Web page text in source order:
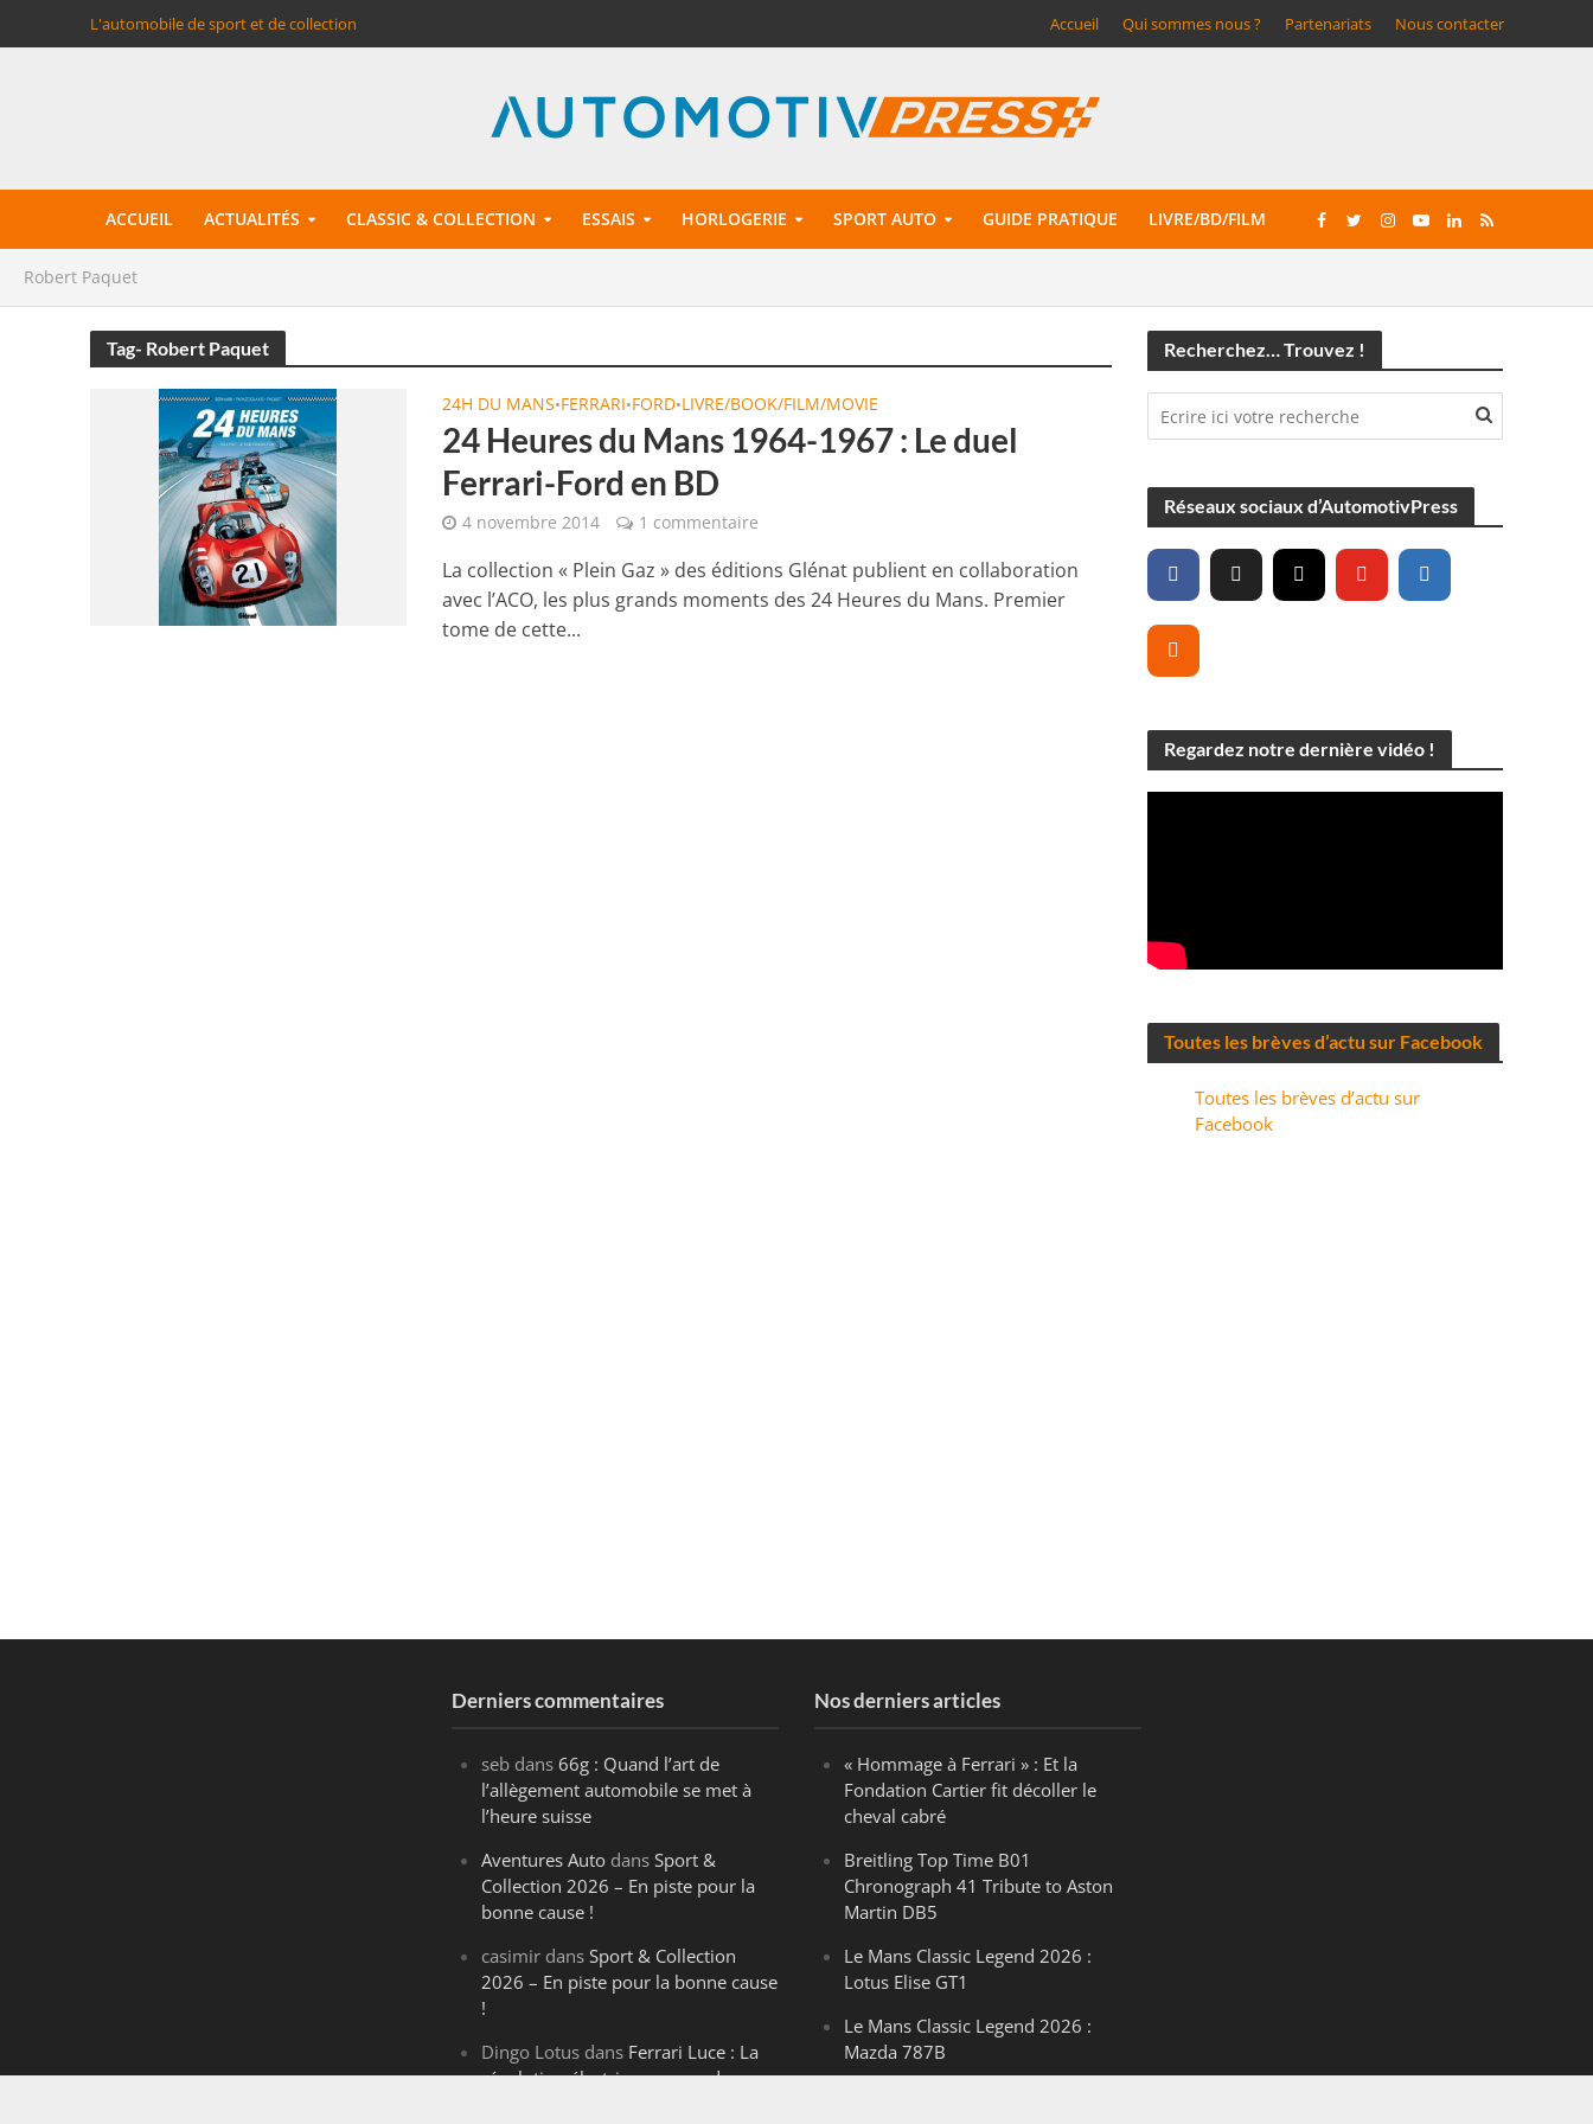
L'automobile de sport et de collection Accueil Qui sommes nous ? Partenariats Nous contacter
ACCUEIL ACTUALITÉS CLASSIC & COLLECTION ESSAIS HORLOGERIE SPORT AUTO GUIDE PRATIQUE LIVRE/BD/FILM
Robert Paquet
Tag- Robert Paquet
24H DU MANS•FERRARI•FORD•LIVRE/BOOK/FILM/MOVIE
24 Heures du Mans 1964-1967 : Le duel
Ferrari-Ford en BD
4 novembre 2014 1 commentaire
La collection « Plein Gaz » des éditions Glénat publient en collaboration
avec l’ACO, les plus grands moments des 24 Heures du Mans. Premier
tome de cette...
Recherchez… Trouvez !
Réseaux sociaux d’AutomotivPress
Regardez notre dernière vidéo !
Toutes les brèves d’actu sur Facebook
Toutes les brèves d’actu sur
Facebook
Derniers commentaires
seb dans66g : Quand l’art de
l’allègement automobile se met à
l’heure suisse
Aventures Auto dansSport &
Collection 2026 – En piste pour la
bonne cause !
casimir dansSport & Collection
2026 – En piste pour la bonne cause
!
Dingo Lotus dans Ferrari Luce : La
révolution électrique venue de
Nos derniers articles
« Hommage à Ferrari » : Et la
Fondation Cartier fit décoller le
cheval cabré
Breitling Top Time B01
Chronograph 41 Tribute to Aston
Martin DB5
Le Mans Classic Legend 2026 :
Lotus Elise GT1
Le Mans Classic Legend 2026 :
Mazda 787B